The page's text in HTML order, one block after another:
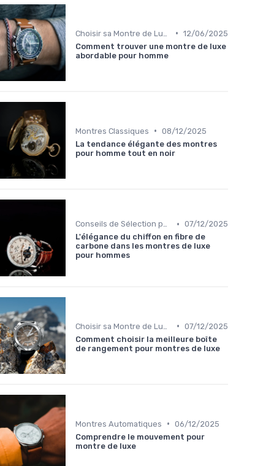
• 12/06/2025
Comment trouver une montre de luxe
abordable pour homme
Montres Classiques • 08/12/2025
La tendance élégante des montres
pour homme tout en noir
Conseils de Sélection par Style • 07/12/2025
L'élégance du chiffon en fibre de
carbone dans les montres de luxe
pour hommes
• 07/12/2025
Comment choisir la meilleure boîte
de rangement pour montres de luxe
Montres Automatiques • 06/12/2025
Comprendre le mouvement pour
montre de luxe